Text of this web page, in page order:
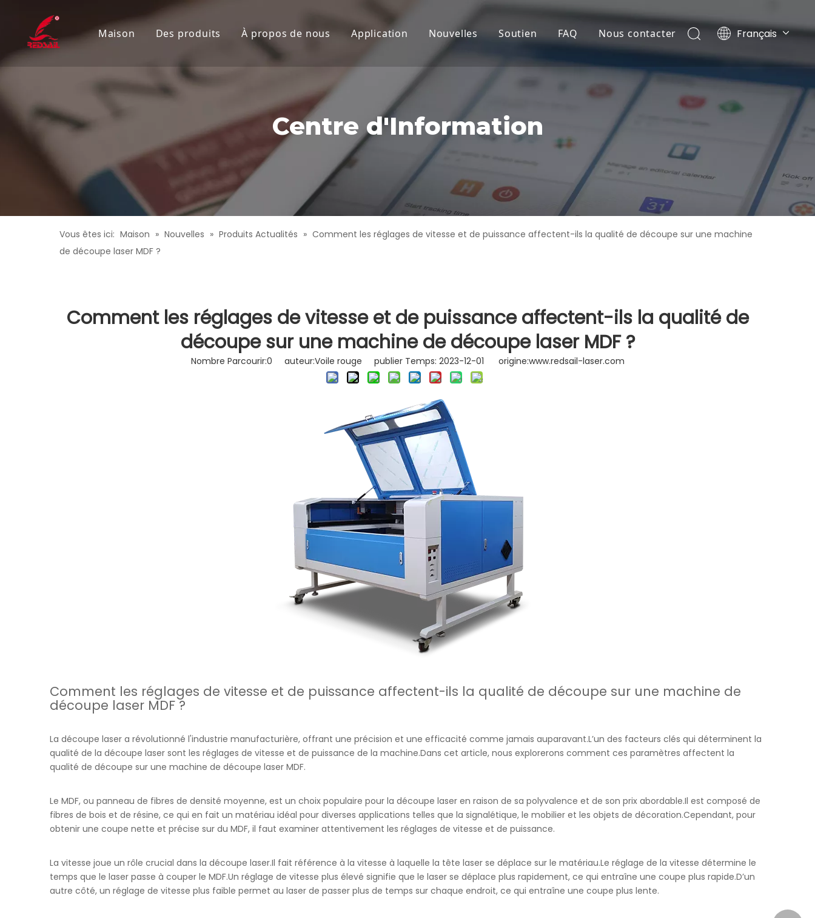
Maison Des produits
Machine de découpe laser CO2
Machine de gravure laser CO2
Graveur laser de bureau
Graveur laser économique
Découpeur laser à plat
Machine de découpe laser haute puissance
Graveur laser
À propos de nous Application Nouvelles Soutien FAQ Nous contacter Français
Pусский
English
Centre d'Information
Vous êtes ici: Maison » Nouvelles » Produits Actualités » Comment les réglages de vitesse et de puissance affectent-ils la qualité de découpe sur une machine
de découpe laser MDF ?
Comment les réglages de vitesse et de puissance affectent-ils la qualité de
découpe sur une machine de découpe laser MDF ?
Nombre Parcourir:0 auteur:Voile rouge publier Temps: 2023-12-01 origine:www.redsail-laser.com
Comment les réglages de vitesse et de puissance affectent-ils la qualité de découpe sur une machine de
découpe laser MDF ?
La découpe laser a révolutionné l'industrie manufacturière, offrant une précision et une efficacité comme jamais auparavant.L’un des facteurs clés qui déterminent la
qualité de la découpe laser sont les réglages de vitesse et de puissance de la machine.Dans cet article, nous explorerons comment ces paramètres affectent la
qualité de découpe sur une machine de découpe laser MDF.
Le MDF, ou panneau de fibres de densité moyenne, est un choix populaire pour la découpe laser en raison de sa polyvalence et de son prix abordable.Il est composé de
fibres de bois et de résine, ce qui en fait un matériau idéal pour diverses applications telles que la signalétique, le mobilier et les objets de décoration.Cependant, pour
obtenir une coupe nette et précise sur du MDF, il faut examiner attentivement les réglages de vitesse et de puissance.
La vitesse joue un rôle crucial dans la découpe laser.Il fait référence à la vitesse à laquelle la tête laser se déplace sur le matériau.Le réglage de la vitesse détermine le
temps que le laser passe à couper le MDF.Un réglage de vitesse plus élevé signifie que le laser se déplace plus rapidement, ce qui entraîne une coupe plus rapide.D’un
autre côté, un réglage de vitesse plus faible permet au laser de passer plus de temps sur chaque endroit, ce qui entraîne une coupe plus lente.